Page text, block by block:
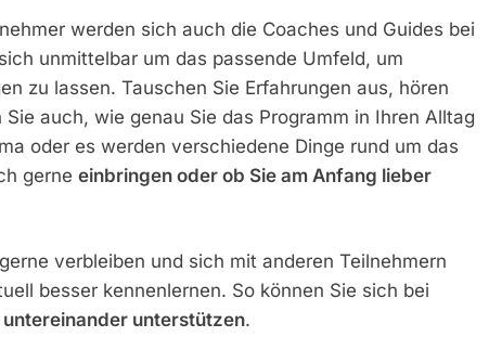
werden sich auch die Coaches und Guides bei
unmittelbar um das passende Umfeld, um
zu lassen. Tauschen Sie Erfahrungen aus, hören
auch, wie genau Sie das Programm in Ihren Alltag
oder es werden verschiedene Dinge rund um das
gerne einbringen oder ob Sie am Anfang lieber
verbleiben und sich mit anderen Teilnehmern
besser kennenlernen. So können Sie sich bei
untereinander unterstützen.